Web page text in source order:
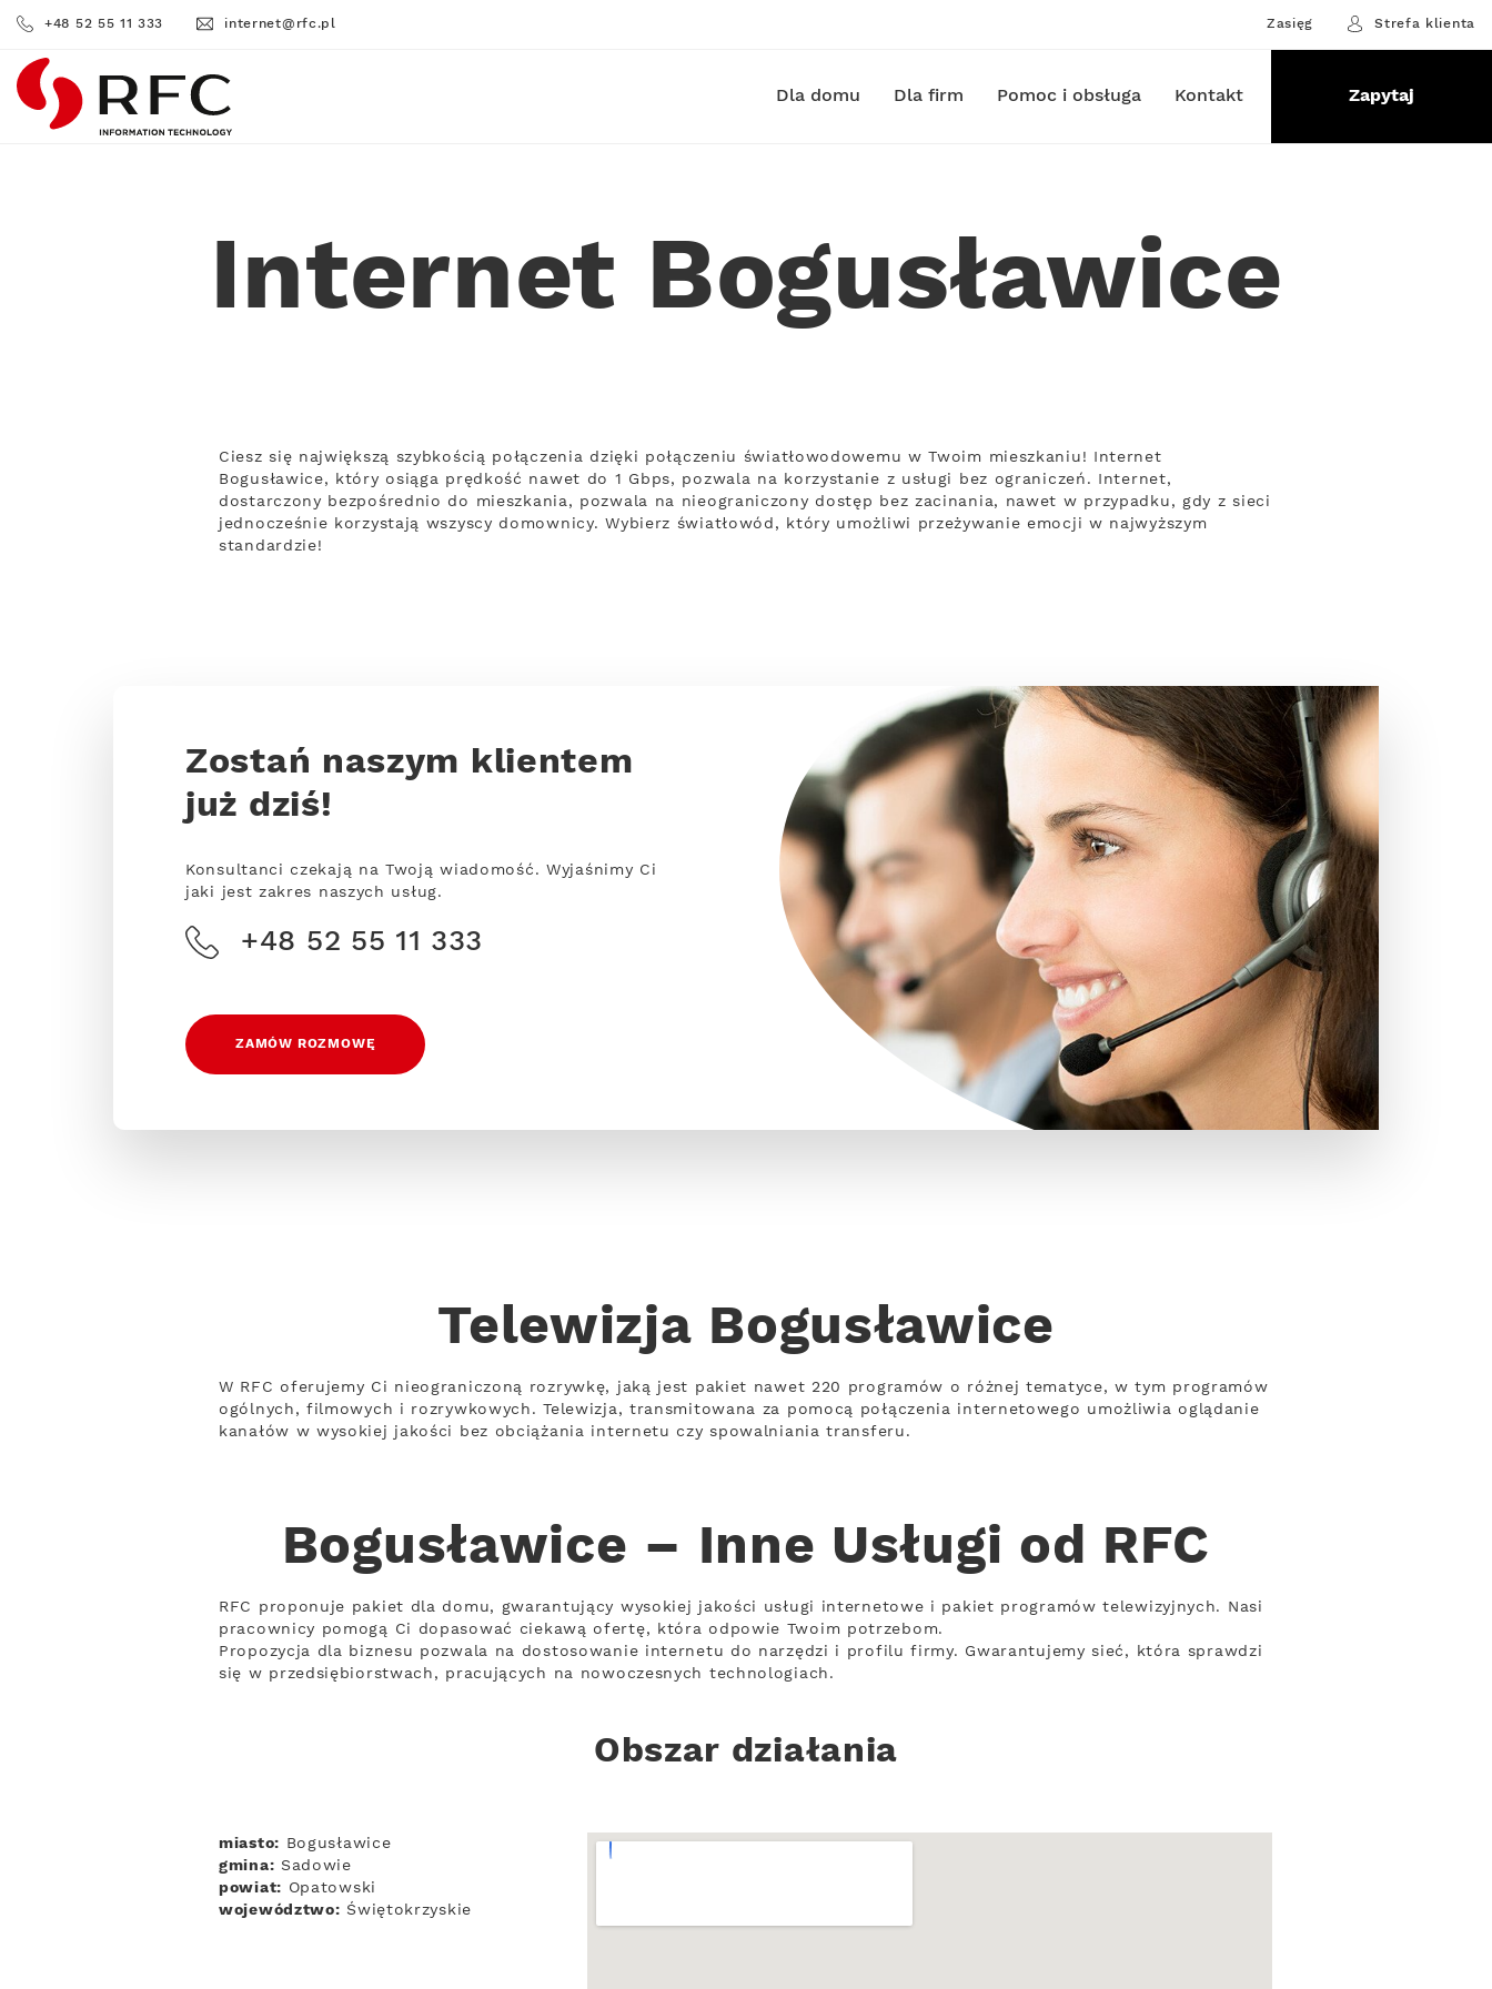
+48 52 55 11 333 internet@rfc.pl Zasięg Strefa klienta
RFC Dla domu Dla firm Pomoc i obsługa Kontakt Zapytaj
Internet Bogusławice
Ciesz się największą szybkością połączenia dzięki połączeniu światłowodowemu w Twoim mieszkaniu! Internet
Bogusławice, który osiąga prędkość nawet do 1 Gbps, pozwala na korzystanie z usługi bez ograniczeń. Internet,
dostarczony bezpośrednio do mieszkania, pozwala na nieograniczony dostęp bez zacinania, nawet w przypadku, gdy z sieci
jednocześnie korzystają wszyscy domownicy. Wybierz światłowód, który umożliwi przeżywanie emocji w najwyższym
standardzie!
Zostań naszym klientem
już dziś!
Konsultanci czekają na Twoją wiadomość. Wyjaśnimy Ci
jaki jest zakres naszych usług.
+48 52 55 11 333
ZAMÓW ROZMOWĘ
Telewizja Bogusławice
W RFC oferujemy Ci nieograniczoną rozrywkę, jaką jest pakiet nawet 220 programów o różnej tematyce, w tym programów
ogólnych, filmowych i rozrywkowych. Telewizja, transmitowana za pomocą połączenia internetowego umożliwia oglądanie
kanałów w wysokiej jakości bez obciążania internetu czy spowalniania transferu.
Bogusławice – Inne Usługi od RFC
RFC proponuje pakiet dla domu, gwarantujący wysokiej jakości usługi internetowe i pakiet programów telewizyjnych. Nasi
pracownicy pomogą Ci dopasować ciekawą ofertę, która odpowie Twoim potrzebom.
Propozycja dla biznesu pozwala na dostosowanie internetu do narzędzi i profilu firmy. Gwarantujemy sieć, która sprawdzi
się w przedsiębiorstwach, pracujących na nowoczesnych technologiach.
Obszar działania
miasto: Bogusławice
gmina: Sadowie
powiat: Opatowski
województwo: Świętokrzyskie